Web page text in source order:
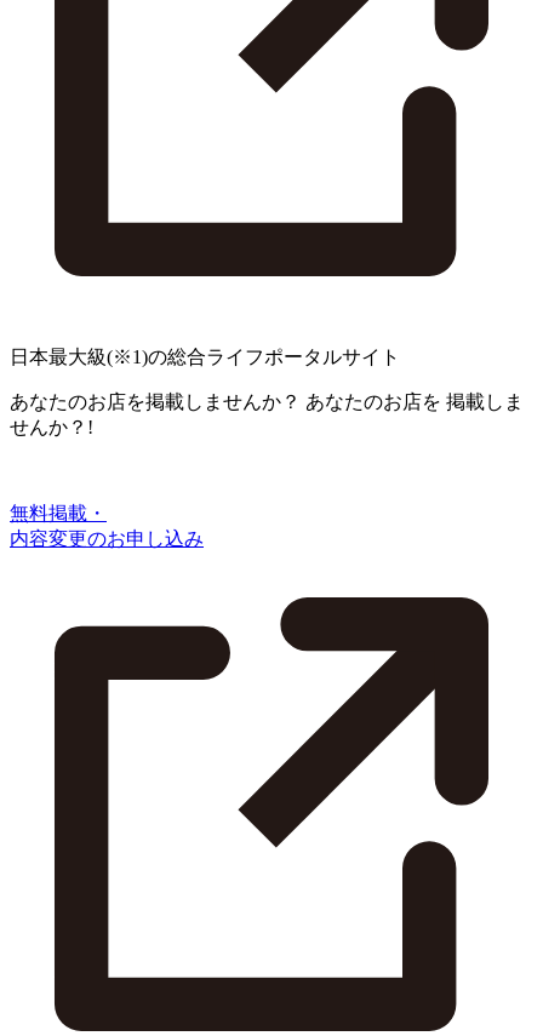
日本最大級(※1)の総合ライフポータルサイト
あなたのお店を掲載しませんか？ あなたのお店を 掲載しま
せんか？!
無料掲載・
内容変更のお申し込み